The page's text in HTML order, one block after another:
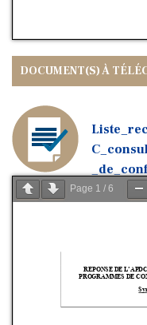
Page 1 / 6